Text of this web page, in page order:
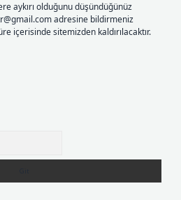
aykırı olduğunu düşündüğünüz
adresine bildirmeniz
içerisinde sitemizden kaldırılacaktır.